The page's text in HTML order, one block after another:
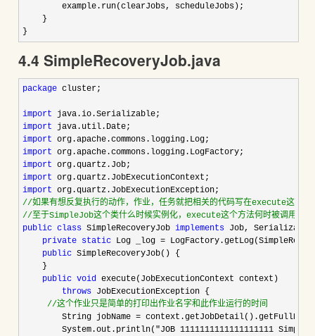
        example.run(clearJobs, scheduleJobs);
    }
}
4.4 SimpleRecoveryJob.java
package cluster;
import
import
import
import
import
import
import
//
//至于SimpleJob这个类什么时候实例化，execute这个方法何时被调用，
public class SimpleRecoveryJob implements Job,
private static Log _log =
public SimpleRecoveryJob() {
    }
public void execute(JobExecutionContext context)
throws JobExecutionException {
//这个作业只是简单的打印出作业名字和此作业运行的时间
        String jobName =
        System.out.println(
"JOB 1111111111111111111